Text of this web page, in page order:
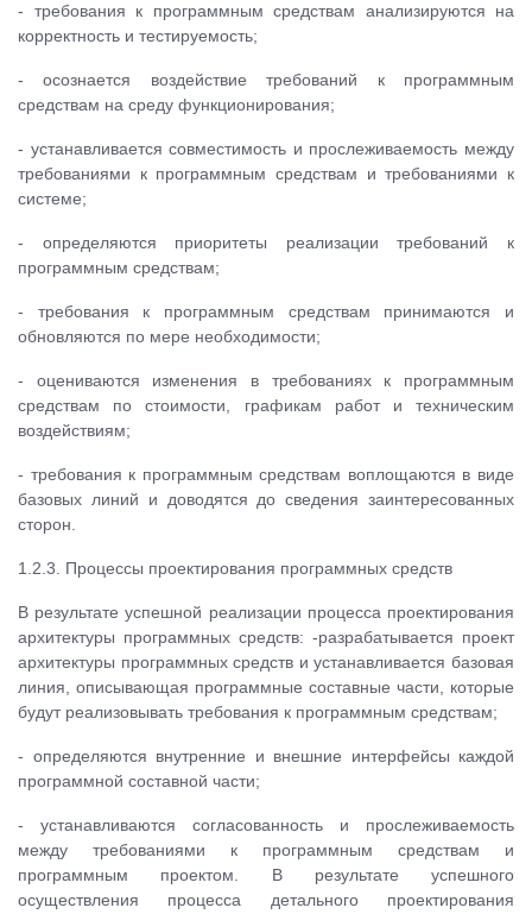
- требования к программным средствам анализируются на
корректность и тестируемость;
- осознается воздействие требований к программным
средствам на среду функционирования;
- устанавливается совместимость и прослеживаемость между
требованиями к программным средствам и требованиями к
системе;
- определяются приоритеты реализации требований к
программным средствам;
- требования к программным средствам принимаются и
обновляются по мере необходимости;
- оцениваются изменения в требованиях к программным
средствам по стоимости, графикам работ и техническим
воздействиям;
- требования к программным средствам воплощаются в виде
базовых линий и доводятся до сведения заинтересованных
сторон.
1.2.3. Процессы проектирования программных средств
В результате успешной реализации процесса проектирования
архитектуры программных средств: -разрабатывается проект
архитектуры программных средств и устанавливается базовая
линия, описывающая программные составные части, которые
будут реализовывать требования к программным средствам;
- определяются внутренние и внешние интерфейсы каждой
программной составной части;
- устанавливаются согласованность и прослеживаемость
между требованиями к программным средствам и
программным проектом. В результате успешного
осуществления процесса детального проектирования